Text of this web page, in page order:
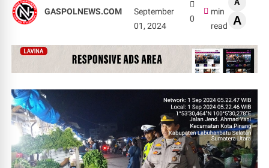
GASPOLNEWS.COM
September
01, 2024
0
min
read
A
A